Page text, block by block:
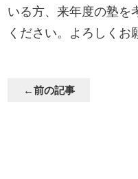
いる方、来年度の塾を
ください。よろしくお
←前の記事